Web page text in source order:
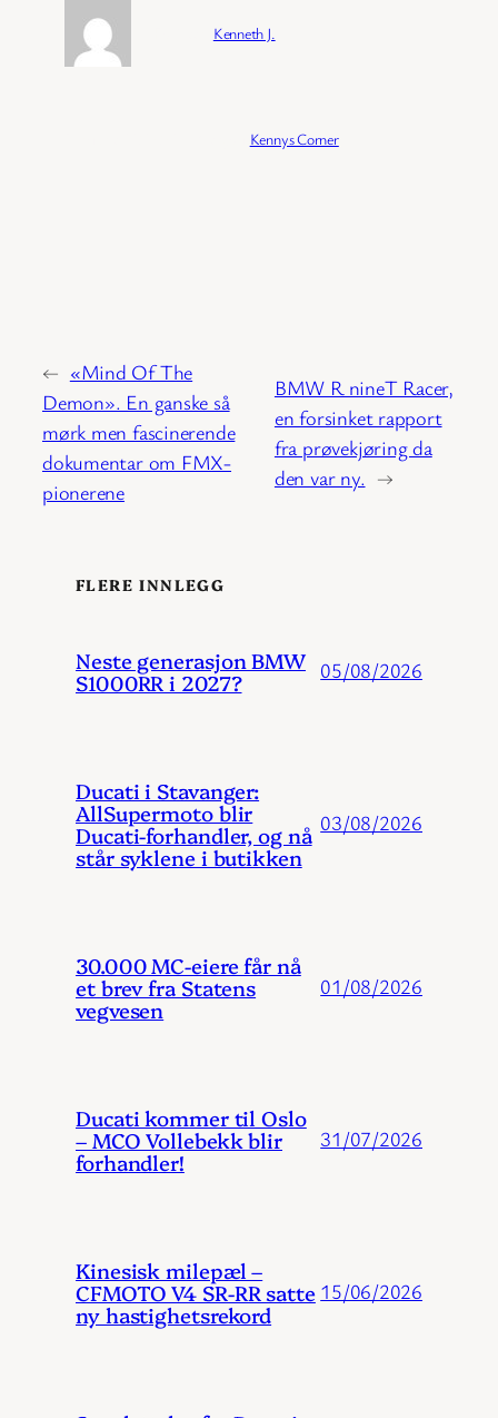
Kenneth J.
Kennys Corner
← «Mind Of The
Demon». En ganske så
mørk men fascinerende
dokumentar om FMX-
pionerene
BMW R nineT Racer,
en forsinket rapport
fra prøvekjøring da
den var ny. →
FLERE INNLEGG
Neste generasjon BMW
S1000RR i 2027? 05/08/2026
Ducati i Stavanger:
AllSupermoto blir
Ducati-forhandler, og nå
står syklene i butikken
03/08/2026
30.000 MC-eiere får nå
et brev fra Statens
vegvesen
01/08/2026
Ducati kommer til Oslo
– MCO Vollebekk blir
forhandler!
31/07/2026
Kinesisk milepæl –
CFMOTO V4 SR-RR satte
ny hastighetsrekord
15/06/2026